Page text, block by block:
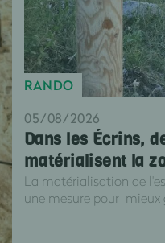
RANDO
05/08/2026
Dans les Écrins,
matérialisent la
La matérialisation de
une mesure pour mieux